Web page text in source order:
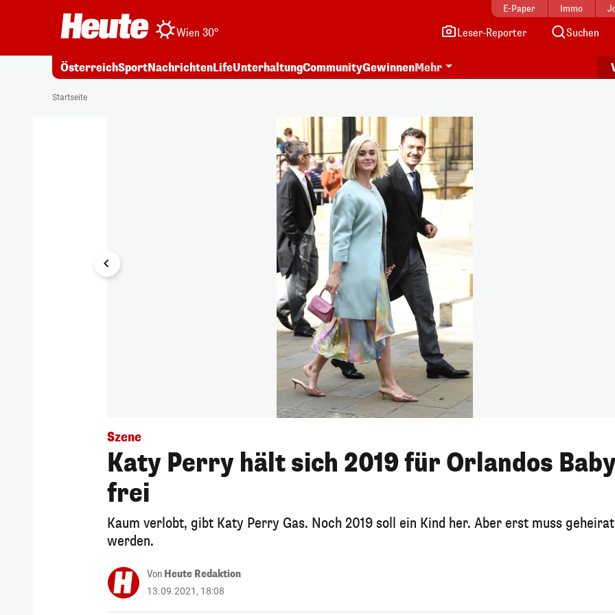
E-Paper Immo
Wien 30° Leser-Reporter Suchen
ÖsterreichSportNachrichtenLifeUnterhaltungCommunityGewinnenMehr
Startseite
Szene
Katy Perry hält sich 2019 für Orlandos
frei
Kaum verlobt, gibt Katy Perry Gas. Noch 2019 soll ein Kind her. Aber erst muss
werden.
Von Heute Redaktion
13.09.2021, 18:08